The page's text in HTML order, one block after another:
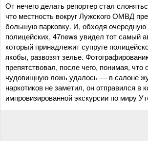
От нечего делать репортер стал
что местность вокруг Лужского ОМВД
большую парковку. И, обходя очередную
полицейских, 47news увидел тот самый
который принадлежит супруге
якобы, развозят зелье.
препятствовал, после чего, понимая, что
чудовищную ложь удалось — в салоне
наркотиков не заметил, он отправился в
импровизированной экскурсии по миру